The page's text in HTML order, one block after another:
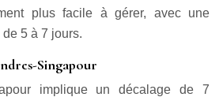
plus facile à gérer, avec une
5 à 7 jours.
Singapour
implique un décalage de 7